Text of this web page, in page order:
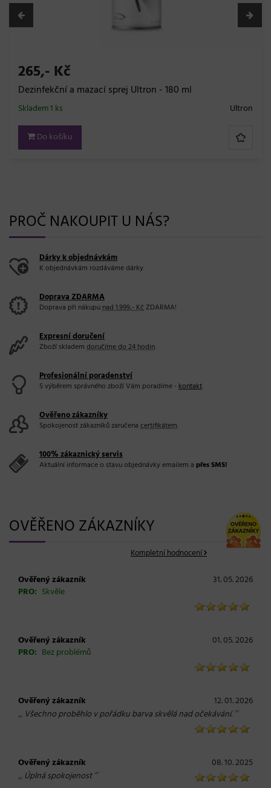
265,- Kč
Dezinfekční a mazací sprej Ultron - 180 ml
Ultron
Skladem 1 ks
Do košíku
PROČ NAKOUPIT U NÁS?
Dárky k objednávkám
K objednávkám rozdáváme dárky.
Doprava ZDARMA
Doprava při nákupunad 1.999,- KčZDARMA!
Expresní doručení
Zboží skladem doručíme do 24 hodin.
Profesionální poradenství
S výběrem správného zboží Vám poradíme -kontakt.
Ověřeno zákazníky
Spokojenost zákazníků zaručena certifikátem.
100% zákaznický servis
Aktuální informace o stavu objednávky emailem a přes SMS!
OVĚŘENO ZÁKAZNÍKY
Kompletní hodnocení
Ověřený zákazník
31. 05. 2026
PRO: Skvěle
Ověřený zákazník
01. 05. 2026
PRO: Bez problémů
Ověřený zákazník 12. 01. 2026
„ Všechno proběhlo v pořádku barva skvělá nad očekávání.“
Ověřený zákazník 08. 10. 2025
„ Úplná spokojenost“